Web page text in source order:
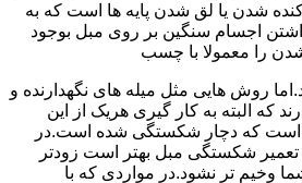
شدن یا لق شدن پایه ها است که به
اجسام سنگین بر روی مبل بوجود
شدن را معمولا با چسب
روش هایی مثل میله های نگهدارنده و
که البته به کار گیری هریک از این
که دچار شکستگی شده است.در
تعمیر شکستگی مبل بهتر است زودتر
وخیم تر نشود.در مواردی که با